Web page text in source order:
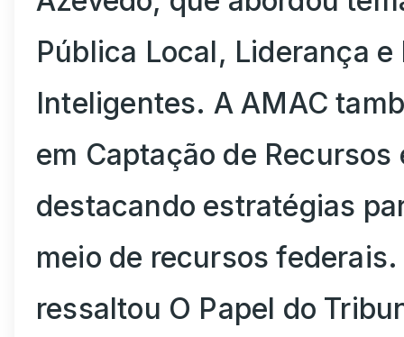
Pública Local, Liderança
Inteligentes. A AMAC
em Captação de Recursos
destacando estratégias
meio de recursos
ressaltou O Papel do